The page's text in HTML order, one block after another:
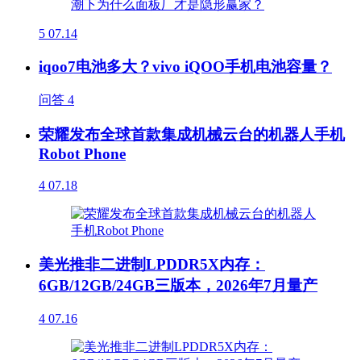
5 07.14
iqoo7电池多大？vivo iQOO手机电池容量？
问答 4
荣耀发布全球首款集成机械云台的机器人手机
Robot Phone
4 07.18
美光推非二进制LPDDR5X内存：
6GB/12GB/24GB三版本，2026年7月量产
4 07.16